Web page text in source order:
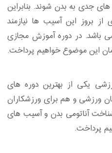
جدی به بدن شوند. بنابراین
بروز این آسیب ها نیازمند
باشد. در دوره آموزش مجازی
این موضوع خواهیم پرداخت.
یکی از بهترین دوره های
ورزشی و هم برای ورزشکاران
آناتومی بدن و آسیب های
پرداخت.